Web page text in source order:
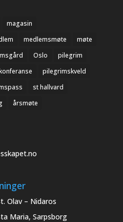
magasin
medlemsmøte
møte
Oslo
pilegrim
pilegrimskveld
st hallvard
årsmøte
Olav – Nidaros
Maria, Sarpsborg